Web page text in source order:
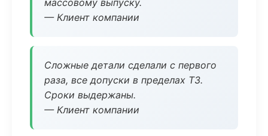
массовому выпуску.
— Клиент компании
Сложные детали сделали с первого
раза, все допуски в пределах ТЗ.
Сроки выдержаны.
— Клиент компании